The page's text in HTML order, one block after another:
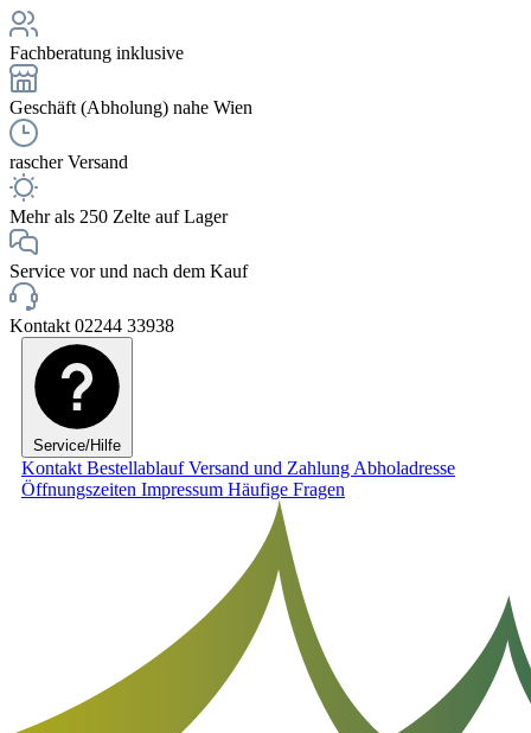
Fachberatung inklusive
Geschäft (Abholung) nahe Wien
rascher Versand
Mehr als 250 Zelte auf Lager
Service vor und nach dem Kauf
Kontakt 02244 33938
Service/Hilfe
Kontakt BestellablaufVersand und Zahlung Abholadresse
Öffnungszeiten Impressum Häufige Fragen